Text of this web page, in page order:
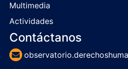
Multimedia
Actividades
Contáctanos